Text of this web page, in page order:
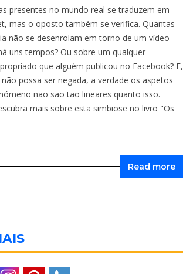
presentes no mundo real se traduzem em
mas o oposto também se verifica. Quantas
não se desenrolam em torno de um vídeo
uns tempos? Ou sobre um qualquer
que alguém publicou no Facebook? E,
possa ser negada, a verdade os aspetos
não são tão lineares quanto isso.
mais sobre esta simbiose no livro "Os
Read more